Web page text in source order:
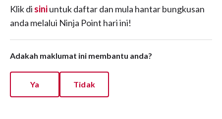
Klik di siniuntuk daftar dan mula hantar bungkusan
anda melalui Ninja Point hari ini!
Adakah maklumat ini membantu anda?
Ya Tidak